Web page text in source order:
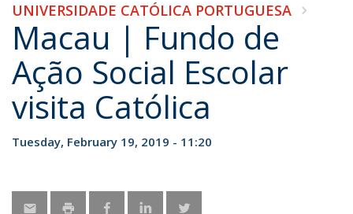
UNIVERSIDADE CATÓLICA PORTUGUESA
Macau | Fundo de
Ação Social Escolar
visita Católica
Tuesday, February 19, 2019 - 11:20